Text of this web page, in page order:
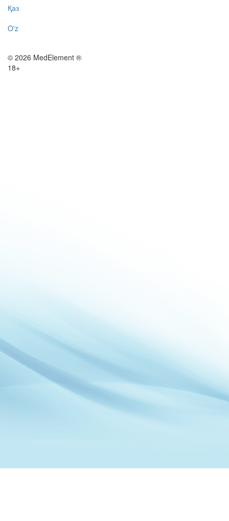
Қаз
O'z
© 2026 MedElement ®
18+